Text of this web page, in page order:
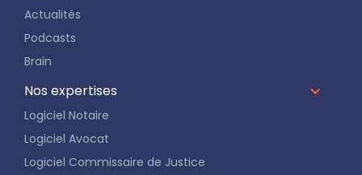
Actualités
Podcasts
Brain
Nos expertises
Logiciel Notaire
Logiciel Avocat
Logiciel Commissaire de Justice